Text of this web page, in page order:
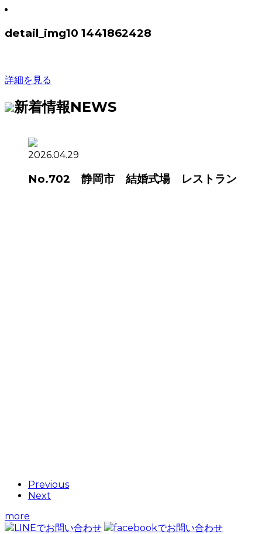
detail_img10 1441862428
詳細を見る
新着情報NEWS
2026.04.29
No.702 静岡市 結婚式場 レストラン
Previous
Next
more
LINEでお問い合わせ
facebookでお問い合わせ